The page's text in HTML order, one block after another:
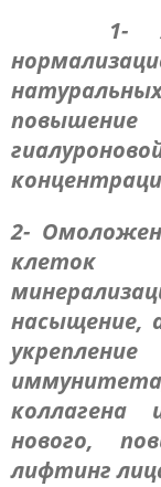
1-
2-
клеток
насыщение,
коллагена
нового,
лифтинг